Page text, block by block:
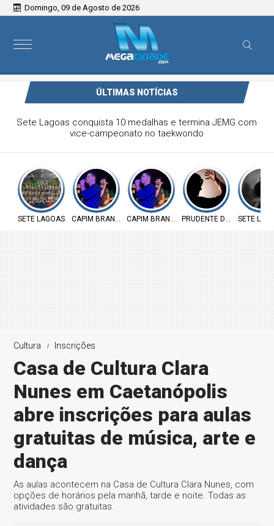
Domingo, 09 de Agosto de 2026
ÚLTIMAS NOTÍCIAS
Victor & Bruno são destaque no ForróCap em Capim
Branco
SETE LAGOAS CAPIM BRANCO CAPIM BRANCO PRUDENTE DE MORAIS
SETE
Cultura Inscrições
Casa de Cultura Clara
Nunes em Caetanópolis
abre inscrições para aulas
gratuitas de música, arte e
dança
As aulas acontecem na Casa de Cultura Clara Nunes, com
opções de horários pela manhã, tarde e noite. Todas as
atividades são gratuitas.